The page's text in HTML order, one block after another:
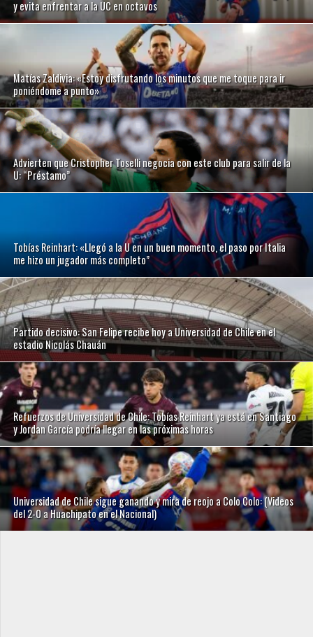
y evita enfrentar a la UC en octavos
Matías Zaldivia: «Estoy disfrutando los minutos que me toque para ir
poniéndome a punto»
Advierten que Cristopher Toselli negocia con este club para salir de la
U: “Préstamo”
Tobías Reinhart: «Llegó a la U en un buen momento, el paso por Italia
me hizo un jugador más completo”
Partido decisivo: San Felipe recibe hoy a Universidad de Chile en el
estadio Nicolás Chauán
Refuerzos de Universidad de Chile: Tobías Reinhart ya está en Santiago
y Jordan García podría llegar en las próximas horas
Universidad de Chile sigue ganando y mira de reojo a Colo Colo: (Videos
del 2-0 a Huachipato en el Nacional)